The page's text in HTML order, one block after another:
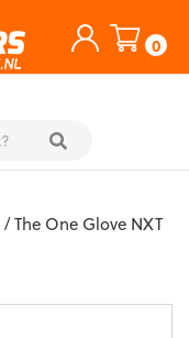
0
/ The One Glove NXT